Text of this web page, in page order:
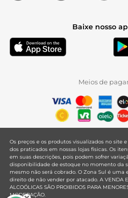
Baixe nosso
Meios de
Os preços e os produtos visualizados no site
dos praticados em nossas lojas físicas. Os
em suas descrições, pois podem sofrer
disponibilidade de estoque no momento da
mesmo não será cobrado. O Zona Sul é uma
direito de não vender por atacado. A VENDA
ALCOÓLICAS SÃO PROIBIDOS PARA
MODERAÇÃO.